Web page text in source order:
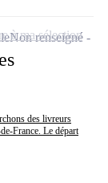
des livreurs
France. Le départ
Non renseigné
à ma sélection